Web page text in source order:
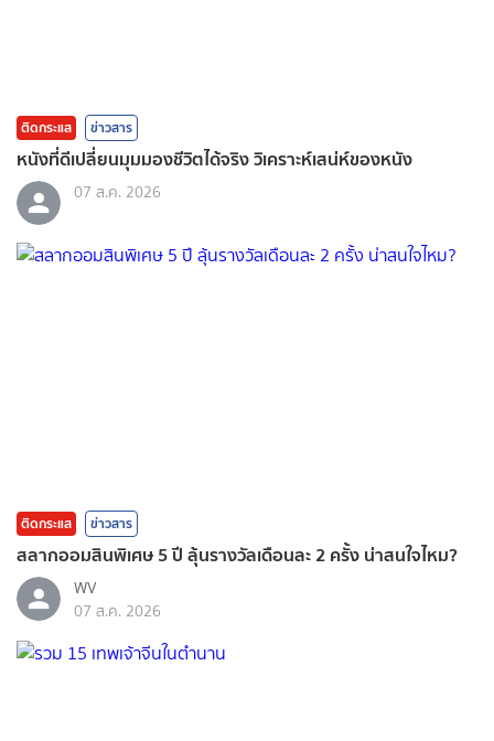
ติดกระแส ข่าวสาร
หนังที่ดีเปลี่ยนมุมมองชีวิตได้จริง วิเคราะห์เสน่ห์ของหนัง
07 ส.ค. 2026
ติดกระแส ข่าวสาร
สลากออมสินพิเศษ 5 ปี ลุ้นรางวัลเดือนละ 2 ครั้ง น่าสนใจไหม?
WV
07 ส.ค. 2026